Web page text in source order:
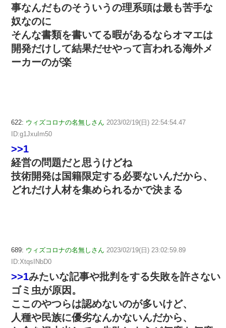
事なんだものそういうの理系頭は最も苦手な
奴なのに
そんな書類を書いてる暇があるならオマエは
開発だけして結果だせやって言われる海外メ
ーカーのが楽
622: ウィズコロナの名無しさん 2023/02/19(日) 22:54:54.47
ID:g1JxuIm50
>>1
経営の問題だと思うけどね
技術開発は国籍限定する必要ないんだから、
どれだけ人材を集められるかで決まる
689: ウィズコロナの名無しさん 2023/02/19(日) 23:02:59.89
ID:XtqsINbD0
>>1みたいな記事や批判をする失敗を許さない
ゴミ虫が原因。
ここのやつらは認めないのが多いけど、
人種や民族に優劣なんかないんだから、